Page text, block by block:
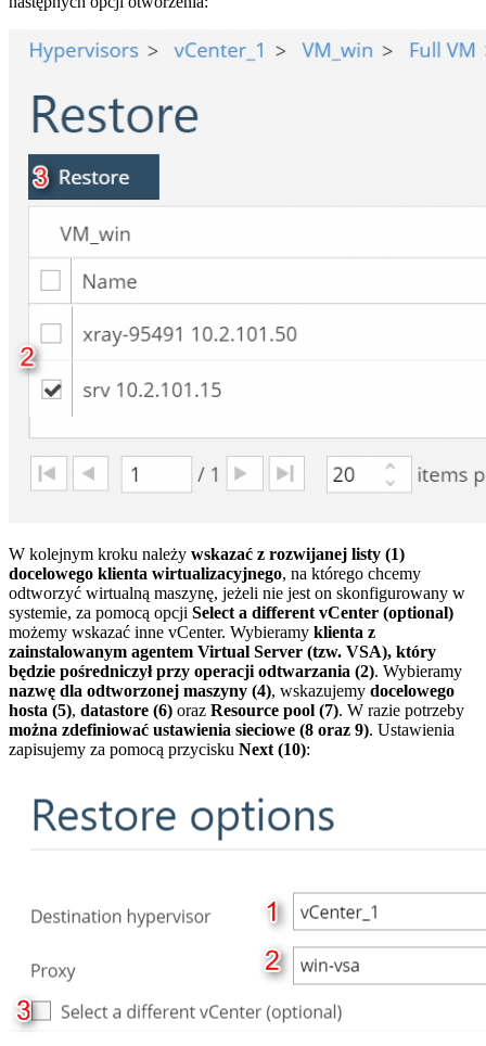
W kolejnym kroku należy wskazać z rozwijanej listy (1)
docelowego klienta wirtualizacyjnego, na którego chcemy
odtworzyć wirtualną maszynę, jeżeli nie jest on skonfigurowany w
systemie, za pomocą opcji Select a different vCenter (optional)
możemy wskazać inne vCenter. Wybieramy klienta z
zainstalowanym agentem Virtual Server (tzw. VSA), który
będzie pośredniczył przy operacji odtwarzania (2). Wybieramy
nazwę dla odtworzonej maszyny (4), wskazujemy docelowego
hosta (5), datastore (6) oraz Resource pool (7). W razie potrzeby
można zdefiniować ustawienia sieciowe (8 oraz 9). Ustawienia
zapisujemy za pomocą przycisku Next (10):